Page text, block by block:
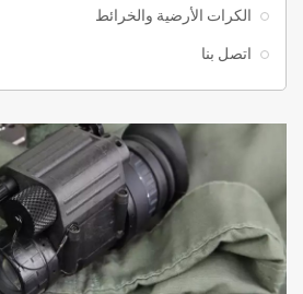
الكرات الأرضية والخرائط
اتصل بنا